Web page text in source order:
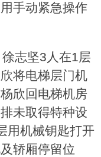
手动紧急操作
志坚3人在1层
将电梯层门机
欣回电梯机房
未取得特种设
用机械钥匙打开
轿厢停留位